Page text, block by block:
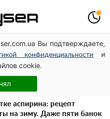
Вы подтверждаете,
конфиденциальности
и
cookie.
Конотопский вывел
через фиктивную
позах заставила
– было только началом
аспирина: рецепт
на зиму. Даже пяти банок